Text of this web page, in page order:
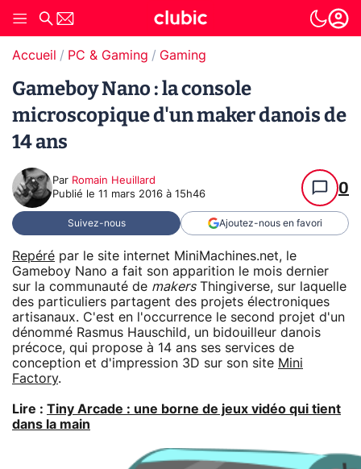
Accueil PC & Gaming Gaming
Gameboy Nano : la console
microscopique d'un maker danois de
14 ans
Par Romain Heuillard
Publié le 11 mars 2016 à 15h46 0
Suivez-nous Ajoutez-nous en favori
Repéré par le site internet MiniMachines.net, le
Gameboy Nano a fait son apparition le mois dernier
sur la communauté de makersThingiverse, sur laquelle
des particuliers partagent des projets électroniques
artisanaux. C'est en l'occurrence le second projet d'un
dénommé Rasmus Hauschild, un bidouilleur danois
précoce, qui propose à 14 ans ses services de
conception et d'impression 3D sur son site Mini
Factory.
Lire : Tiny Arcade : une borne de jeux vidéo qui tient
dans la main